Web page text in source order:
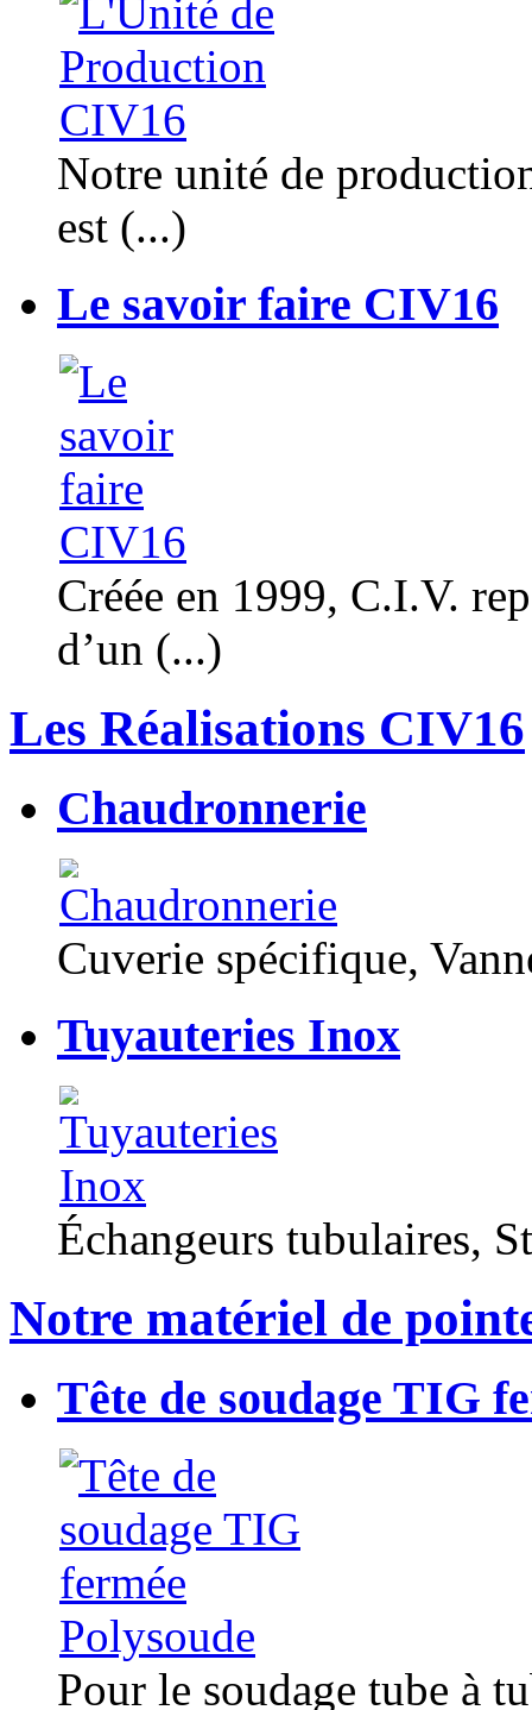
Notre unité de
est (...)
Le savoir faire CIV16
Créée en 1999, C.I.V.
d’un (...)
Les Réalisations CIV16
Chaudronnerie
Cuverie spécifique,
Tuyauteries Inox
Échangeurs tubulaires,
Notre matériel de
Tête de soudage TIG
Pour le soudage tube à